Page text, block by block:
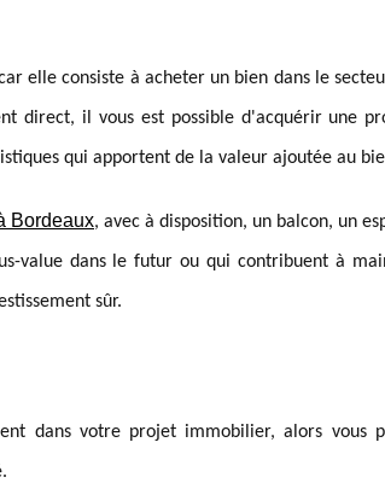
elle consiste à acheter un bien dans le
direct, il vous est possible d'acquérir une
qui apportent de la valeur ajoutée au
Bordeaux, avec à disposition, un balcon, un
value dans le futur ou qui contribuent à
sûr.
dans votre projet immobilier, alors vous